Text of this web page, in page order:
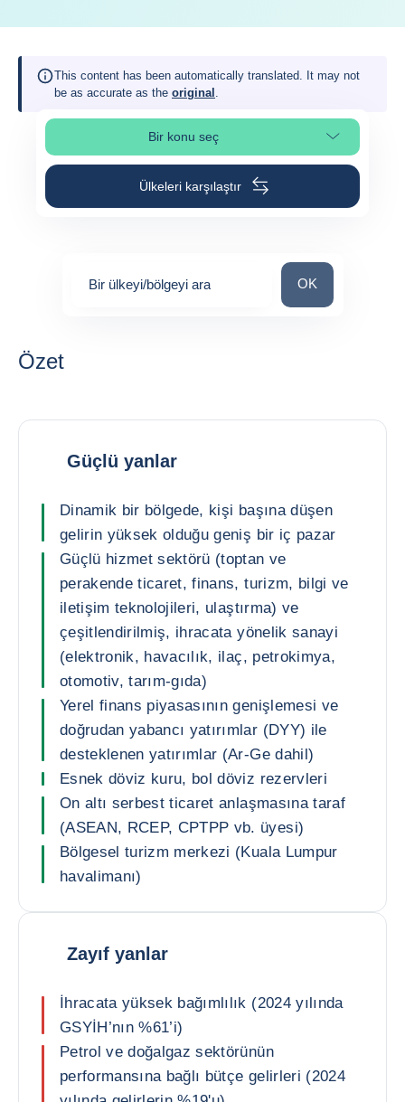
This content has been automatically translated. It may not
be as accurate as the original .
Bir konu seçSayfa bölümünü seç
Ülkeleri karşılaştır
Bir ülkeyi/bölgeyi ara Bir ülkeyi/bölgeyi
OK
Özet
Güçlü yanlar
Dinamik bir bölgede, kişi başına düşen
gelirin yüksek olduğu geniş bir iç pazar
Güçlü hizmet sektörü (toptan ve
perakende ticaret, finans, turizm, bilgi ve
iletişim teknolojileri, ulaştırma) ve
çeşitlendirilmiş, ihracata yönelik sanayi
(elektronik, havacılık, ilaç, petrokimya,
otomotiv, tarım-gıda)
Yerel finans piyasasının genişlemesi ve
doğrudan yabancı yatırımlar (DYY) ile
desteklenen yatırımlar (Ar-Ge dahil)
Esnek döviz kuru, bol döviz rezervleri
On altı serbest ticaret anlaşmasına taraf
(ASEAN, RCEP, CPTPP vb. üyesi)
Bölgesel turizm merkezi (Kuala Lumpur
havalimanı)
Zayıf yanlar
İhracata yüksek bağımlılık (2024 yılında
GSYİH’nın %61’i)
Petrol ve doğalgaz sektörünün
performansına bağlı bütçe gelirleri (2024